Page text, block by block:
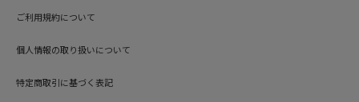
ご利用規約について
個人情報の取り扱いについて
特定商取引に基づく表記